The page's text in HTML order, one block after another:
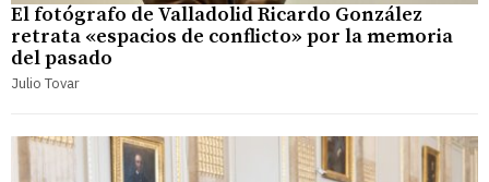
El fotógrafo de Valladolid Ricardo González
retrata «espacios de conflicto» por la memoria
del pasado
Julio Tovar